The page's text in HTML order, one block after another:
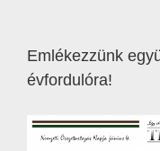
Emlékezzünk
évfordulóra!